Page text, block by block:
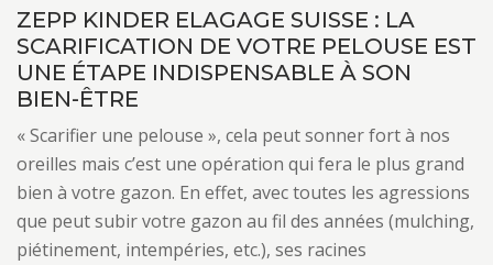
ZEPP KINDER ELAGAGE SUISSE : LA
SCARIFICATION DE VOTRE PELOUSE EST
UNE ÉTAPE INDISPENSABLE À SON
BIEN-ÊTRE
« Scarifier une pelouse », cela peut sonner fort à nos
oreilles mais c’est une opération qui fera le plus grand
bien à votre gazon. En effet, avec toutes les agressions
que peut subir votre gazon au fil des années (mulching,
piétinement, intempéries, etc.), ses racines